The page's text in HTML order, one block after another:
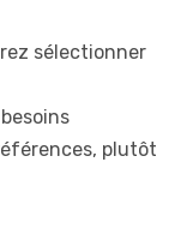
sélectionner
plutôt